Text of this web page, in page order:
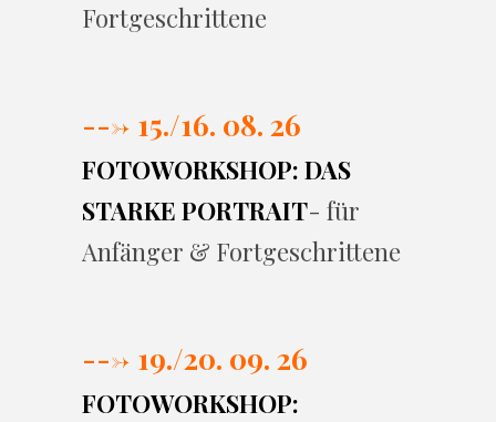
Fortgeschrittene
---> 15./16. 08. 26
FOTOWORKSHOP: DAS
STARKE PORTRAIT- für
Anfänger & Fortgeschrittene
---> 19./20. 09. 26
FOTOWORKSHOP: